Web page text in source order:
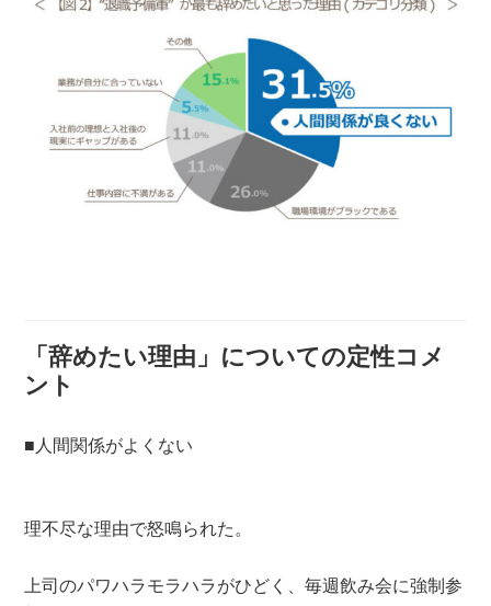
「辞めたい理由」についての定性コメ
ント
■人間関係がよくない
理不尽な理由で怒鳴られた。
上司のパワハラモラハラがひどく、毎週飲み会に強制参